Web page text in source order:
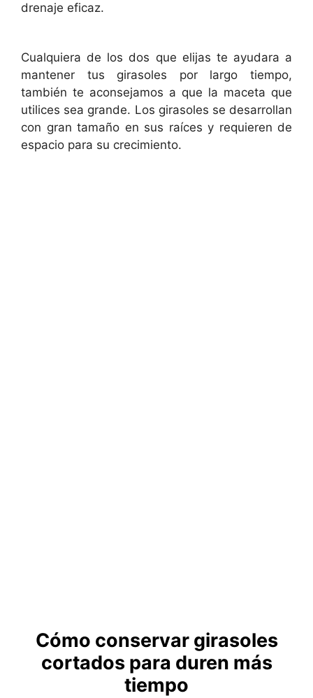
drenaje eficaz.
Cualquiera de los dos que elijas te ayudara a
mantener tus girasoles por largo tiempo,
también te aconsejamos a que la maceta que
utilices sea grande. Los girasoles se desarrollan
con gran tamaño en sus raíces y requieren de
espacio para su crecimiento.
Cómo conservar girasoles
cortados para duren más
tiempo